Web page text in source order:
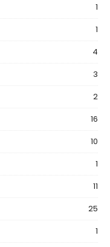
1
1
4
3
2
16
10
1
11
25
1